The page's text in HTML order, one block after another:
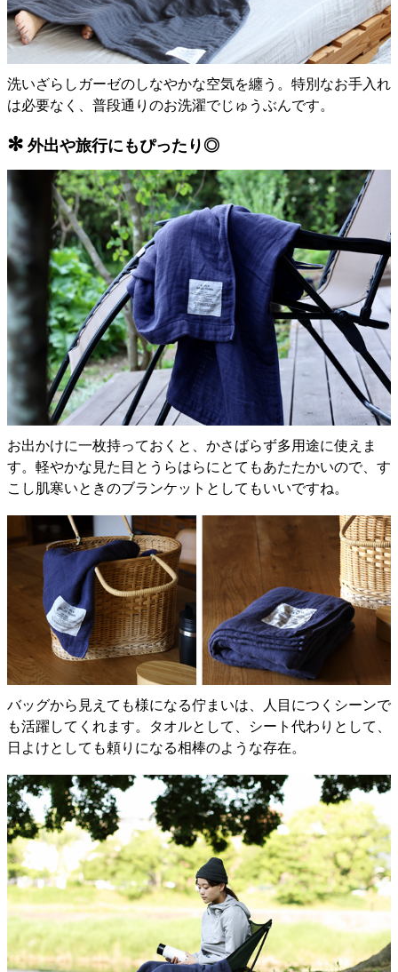
洗いざらしガーゼのしなやかな空気を纏う。特別なお手入れ
は必要なく、普段通りのお洗濯でじゅうぶんです。
✻ 外出や旅行にもぴったり◎
お出かけに一枚持っておくと、かさばらず多用途に使えま
す。軽やかな見た目とうらはらにとてもあたたかいので、す
こし肌寒いときのブランケットとしてもいいですね。
バッグから見えても様になる佇まいは、人目につくシーンで
も活躍してくれます。タオルとして、シート代わりとして、
日よけとしても頼りになる相棒のような存在。